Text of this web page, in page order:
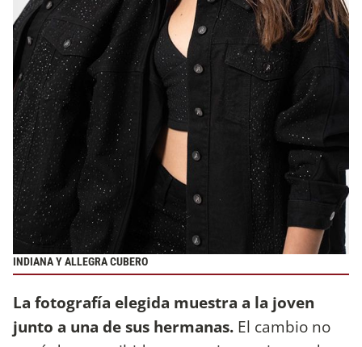
INDIANA Y ALLEGRA CUBERO
La fotografía elegida muestra a la joven
junto a una de sus hermanas. El cambio no